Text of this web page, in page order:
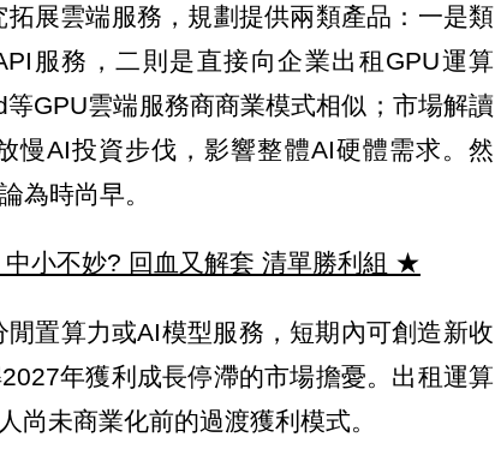
展雲端服務，規劃提供兩類產品：一是類
服務，二則是直接向企業出租GPU運算
GPU雲端服務商商業模式相似；市場解讀
慢AI投資步伐，影響整體AI硬體需求。然
為時尚早。
小不妙? 回血又解套 清單勝利組 ★
置算力或AI模型服務，短期內可創造新收
年獲利成長停滯的市場擔憂。出租運算
尚未商業化前的過渡獲利模式。